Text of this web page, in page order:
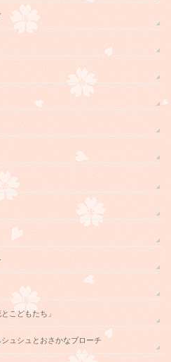
こどもたち」
ュシュとおさかなブローチ